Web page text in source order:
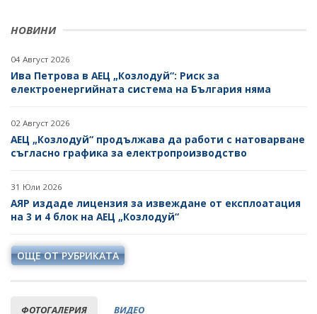
НОВИНИ
04 Август 2026
Ива Петрова в АЕЦ „Козлодуй“: Риск за
електроенергийната система на България няма
02 Август 2026
АЕЦ „Козлодуй“ продължава да работи с натоварване
съгласно графика за електропроизводство
31 Юли 2026
АЯР издаде лицензия за извеждане от експлоатация
на 3 и 4 блок на АЕЦ „Козлодуй“
ОЩЕ ОТ РУБРИКАТА
ФОТОГАЛЕРИЯ ВИДЕО